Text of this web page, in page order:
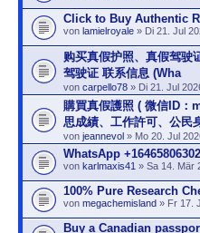
Click to Buy Authentic
von lamielroyale » Di 21. Jul
购买真假护照、真假驾
驾驶证 联系信息 (Wha
von carpello78 » Di 21. Jul
購買真假護照 ( 微信ID
思成績、工作許可、公民
von jeannevol » Mo 20. Jul
WhatsApp
von karlmaxis41 » Sa 14. Mär
100% Pure Research
von megachemisland » Fr 17.
Buy a Canadian